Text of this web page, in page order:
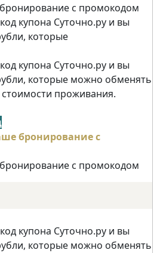
с промокодом
купона Суточно.ру и вы
которые
купона Суточно.ру и вы
которые можно обменять
стоимости проживания.
с промокодом
купона Суточно.ру и вы
которые можно обменять